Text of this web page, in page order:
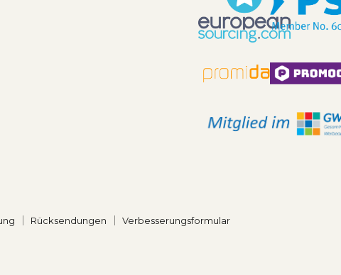
Rücksendungen Verbesserungsformular